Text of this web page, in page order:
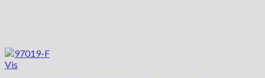
Vis